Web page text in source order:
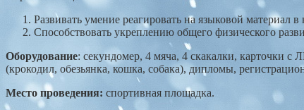
Развивать умение реагировать на языковой материал
Способствовать укреплению общего физического
Оборудование: секундомер, 4 мяча, 4 скакалки, карточки с
(крокодил, обезьянка, кошка, собака), дипломы,
Место проведения: спортивная площадка.